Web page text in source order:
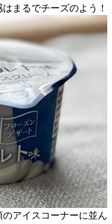
まるでチーズのよう！
アイスコーナーに並ん